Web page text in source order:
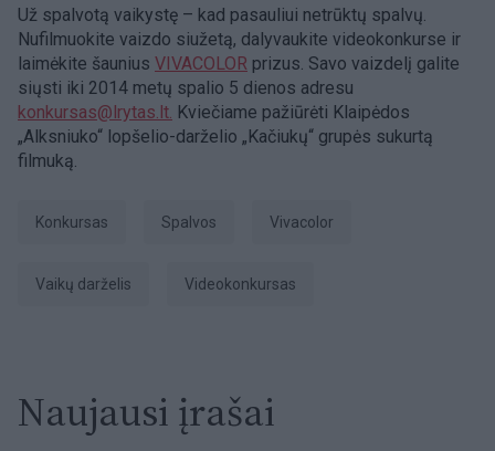
Už spalvotą vaikystę – kad pasauliui netrūktų spalvų.
Nufilmuokite vaizdo siužetą, dalyvaukite videokonkurse ir
laimėkite šaunius VIVACOLOR prizus. Savo vaizdelį galite
siųsti iki 2014 metų spalio 5 dienos adresu
konkursas@lrytas.lt. Kviečiame pažiūrėti Klaipėdos
„Alksniuko“ lopšelio-darželio „Kačiukų“ grupės sukurtą
filmuką.
Konkursas Spalvos Vivacolor
vaikų darželis videokonkursas
Naujausi įrašai